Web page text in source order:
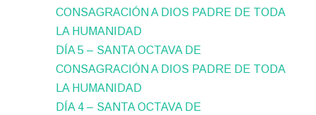
CONSAGRACIÓN A DIOS PADRE DE TODA
LA HUMANIDAD
DÍA 5 – SANTA OCTAVA DE
CONSAGRACIÓN A DIOS PADRE DE TODA
LA HUMANIDAD
DÍA 4 – SANTA OCTAVA DE